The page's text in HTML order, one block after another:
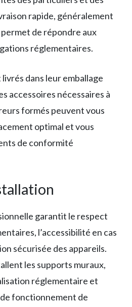
rapide, généralement
permet de répondre aux
réglementaires.
dans leur emballage
accessoires nécessaires à
formés peuvent vous
optimal et vous
de conformité
garantit le respect
l’accessibilité en cas
sécurisée des appareils.
les supports muraux,
réglementaire et
fonctionnement de